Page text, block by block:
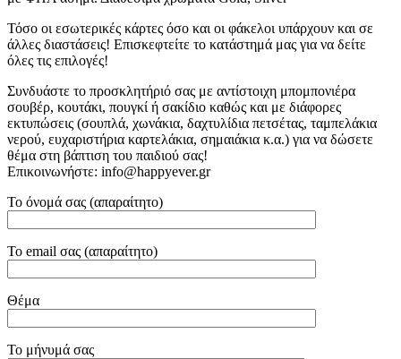
Τόσο οι εσωτερικές κάρτες όσο και οι φάκελοι υπάρχουν και σε
άλλες διαστάσεις! Επισκεφτείτε το κατάστημά μας για να δείτε
όλες τις επιλογές!
Συνδυάστε το προσκλητήριό σας με αντίστοιχη μπομπονιέρα
σουβέρ, κουτάκι, πουγκί ή σακίδιο καθώς και με διάφορες
εκτυπώσεις (σουπλά, χωνάκια, δαχτυλίδια πετσέτας, ταμπελάκια
νερού, ευχαριστήρια καρτελάκια, σημαιάκια κ.α.) για να δώσετε
θέμα στη βάπτιση του παιδιού σας!
Επικοινωνήστε: info@happyever.gr
Το όνομά σας (απαραίτητο)
Το email σας (απαραίτητο)
Θέμα
Το μήνυμά σας